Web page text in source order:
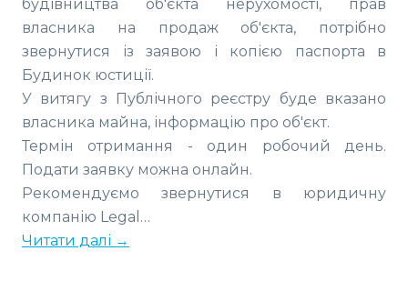
будівництва об'єкта нерухомості, прав
власника на продаж об'єкта, потрібно
звернутися із заявою і копією паспорта в
Будинок юстиції.
У витягу з Публічного реєстру буде вказано
власника майна, інформацію про об'єкт.
Термін отримання - один робочий день.
Подати заявку можна онлайн.
Рекомендуємо звернутися в юридичну
компанію Legal…
Читати далі →